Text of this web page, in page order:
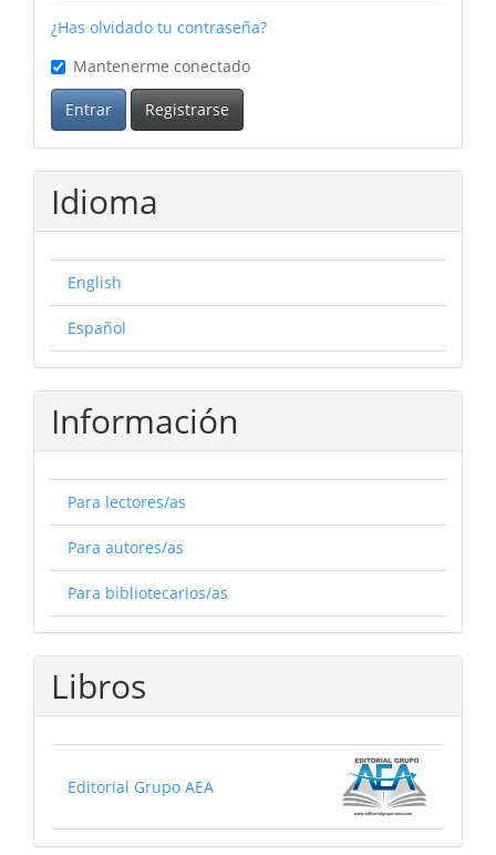
¿Has olvidado tu contraseña?
Mantenerme conectado
Entrar Registrarse
Idioma
English
Español
Información
Para lectores/as
Para autores/as
Para bibliotecarios/as
Libros
Editorial Grupo AEA